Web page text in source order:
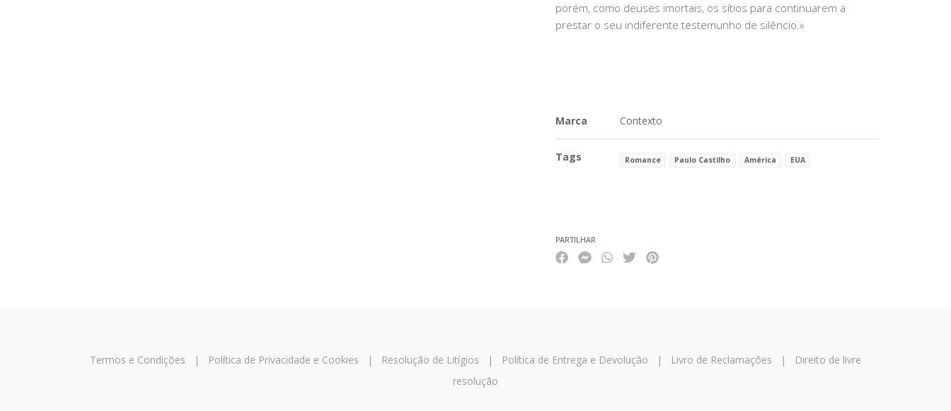
porém, como deuses imortais, os sítios para continuarem a
prestar o seu indiferente testemunho de silêncio.»
Marca Contexto
Tags Romance Paulo Castilho América EUA
PARTILHAR
Termos e Condições | Política de Privacidade e Cookies | Resolução de Litígios | Política de Entrega e Devolução | Livro de Reclamações |
Direito de livre
resolução